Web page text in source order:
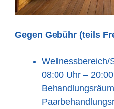
Gegen Gebühr (teils
Wellnessbereich/
08:00 Uhr –